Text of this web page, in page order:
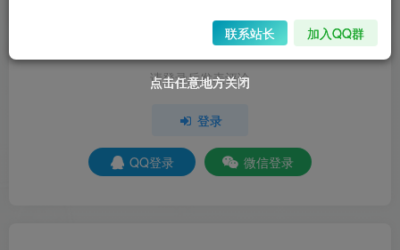
请登录后发表评论
登录
QQ登录 微信登录
点击任意地方关闭
点击任意地方关闭
点击任意地方关闭
点击任意地方关闭
联系站长 加入QQ群